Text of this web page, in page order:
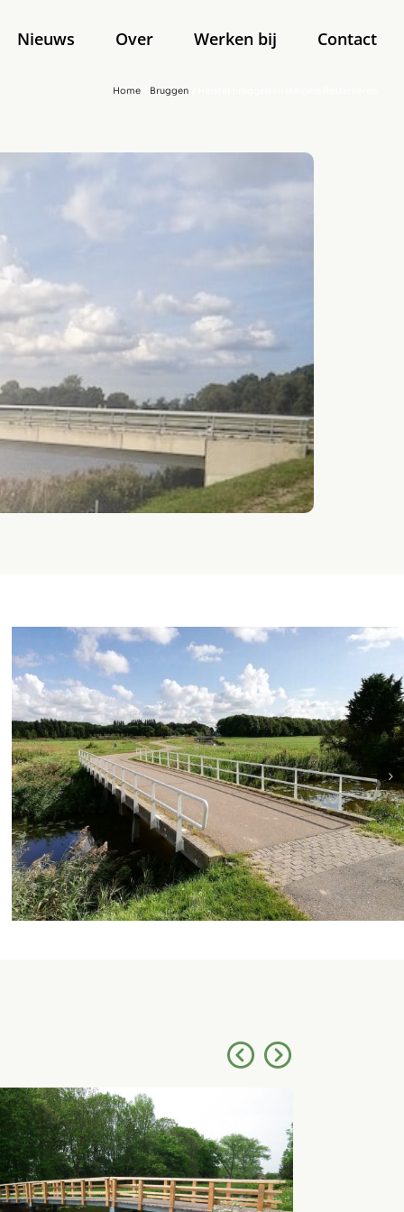
Nieuws Over Werken bij Contact
Home Bruggen